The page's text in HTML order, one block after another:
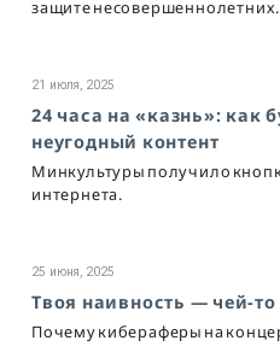
защите несовершеннолетних.
21 июля, 2025
24 часа на «казнь»: как
неугодный контент
Минкультуры получило
интернета.
25 июня, 2025
Твоя наивность — чей-то
Почему кибераферы на